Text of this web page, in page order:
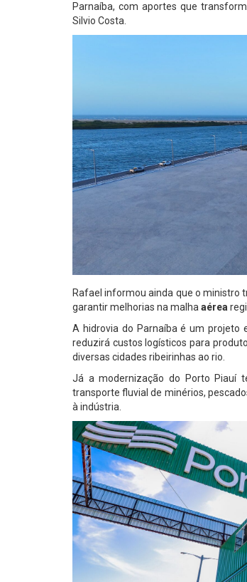
Parnaíba, com aportes que
Silvio Costa.
Rafael informou ainda que o ministro
garantir melhorias na malha aérea
A hidrovia do Parnaíba é um projeto
reduzirá custos logísticos para
diversas cidades ribeirinhas ao rio.
Já a modernização do Porto Piauí
transporte fluvial de minérios,
à indústria.